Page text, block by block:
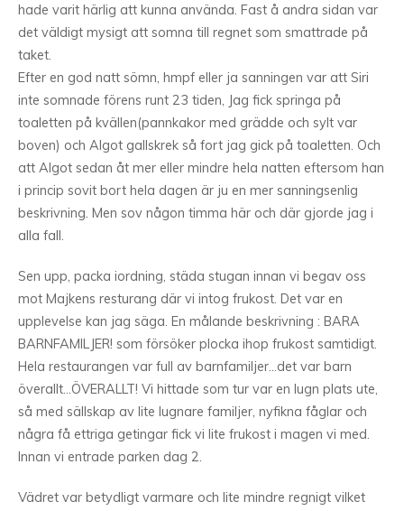
hade varit härlig att kunna använda. Fast å andra sidan var
det väldigt mysigt att somna till regnet som smattrade på
taket.
Efter en god natt sömn, hmpf eller ja sanningen var att Siri
inte somnade förens runt 23 tiden, Jag fick springa på
toaletten på kvällen(pannkakor med grädde och sylt var
boven) och Algot gallskrek så fort jag gick på toaletten. Och
att Algot sedan åt mer eller mindre hela natten eftersom han
i princip sovit bort hela dagen är ju en mer sanningsenlig
beskrivning. Men sov någon timma här och där gjorde jag i
alla fall.
Sen upp, packa iordning, städa stugan innan vi begav oss
mot Majkens resturang där vi intog frukost. Det var en
upplevelse kan jag säga. En målande beskrivning : BARA
BARNFAMILJER! som försöker plocka ihop frukost samtidigt.
Hela restaurangen var full av barnfamiljer…det var barn
överallt…ÖVERALLT! Vi hittade som tur var en lugn plats ute,
så med sällskap av lite lugnare familjer, nyfikna fåglar och
några få ettriga getingar fick vi lite frukost i magen vi med.
Innan vi entrade parken dag 2.
Vädret var betydligt varmare och lite mindre regnigt vilket